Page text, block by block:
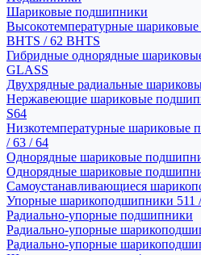
Шариковые подшипники
Высокотемпературные
BHTS / 62 BHTS
Гибридные однорядные
GLASS
Двухрядные радиальные
Нержавеющие шариковые
S64
Низкотемпературные шариковые
/ 63 / 64
Однорядные шариковые
Однорядные шариковые
Самоустанавливающиеся
Упорные шарикоподшипники 511
Радиально-упорные подшипники
Радиально-упорные
Радиально-упорные